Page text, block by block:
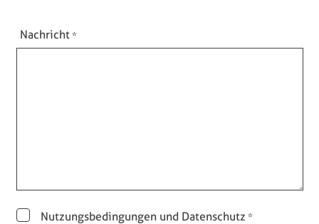
Nachricht
Nutzungsbedingungen und Datenschutz